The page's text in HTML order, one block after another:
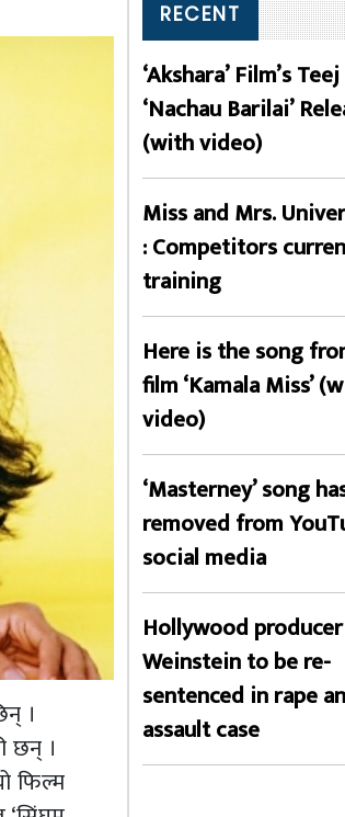
।
छन् ।
फिल्म
RECENT
‘Akshara’ Film’s
‘Nachau Barilai’
(with video)
Miss and Mrs.
: Competitors
training
Here is the song
film ‘Kamala Miss’
video)
‘Masterney’ song
removed from
social media
Hollywood producer
Weinstein to be re-
sentenced in rape
assault case